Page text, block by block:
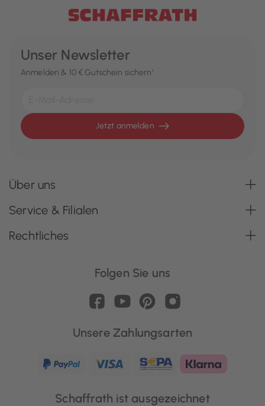
Unser Newsletter
Anmelden & 10 € Gutschein sichern¹
Jetzt anmelden
Über uns
Service & Filialen
Rechtliches
Folgen Sie uns
Unsere Zahlungsarten
Schaffrath ist ausgezeichnet